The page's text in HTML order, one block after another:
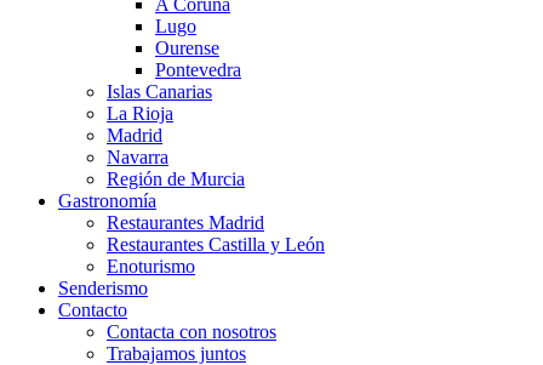
Lugo
Ourense
Pontevedra
Islas Canarias
La Rioja
Madrid
Navarra
Región de Murcia
Gastronomía
Restaurantes Madrid
Restaurantes Castilla y León
Enoturismo
Senderismo
Contacto
Contacta con nosotros
Trabajamos juntos